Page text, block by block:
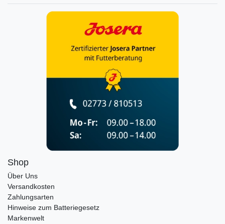
Shop
Über Uns
Versandkosten
Zahlungsarten
Hinweise zum Batteriegesetz
Markenwelt